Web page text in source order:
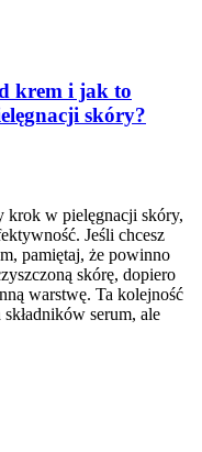
krem i jak to
skóry?
krok w pielęgnacji skóry,
Jeśli chcesz
pamiętaj, że powinno
skórę, dopiero
warstwę. Ta kolejność
serum, ale